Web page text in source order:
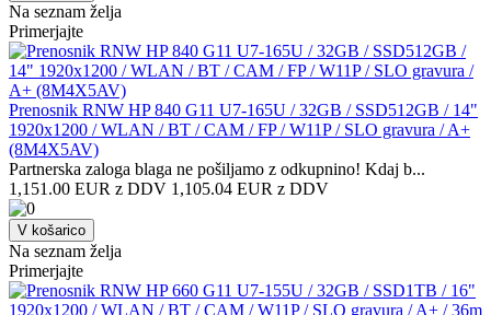
Na seznam želja
Primerjajte
Prenosnik RNW HP 840 G11 U7-165U / 32GB / SSD512GB / 14"
1920x1200 / WLAN / BT / CAM / FP / W11P / SLO gravura / A+
(8M4X5AV)
Partnerska zaloga blaga ne pošiljamo z odkupnino! ​Kdaj b...
1,151.00 EUR z DDV 1,105.04 EUR z DDV
V košarico
Na seznam želja
Primerjajte